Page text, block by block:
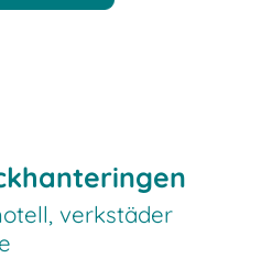
verkstäder